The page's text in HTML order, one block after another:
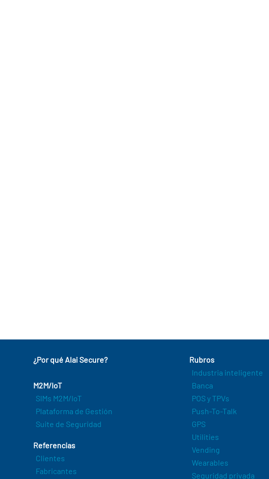
¿Por qué Alai Secure?
M2M/IoT
SIMs M2M/IoT
Plataforma de Gestión
Suite de Seguridad
Referencias
Clientes
Fabricantes
Rubros
Industria inteligente
Banca
POS y TPVs
Push-To-Talk
GPS
Utilities
Vending
Wearables
Seguridad privada